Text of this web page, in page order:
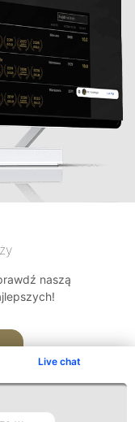
Live chat
naszą